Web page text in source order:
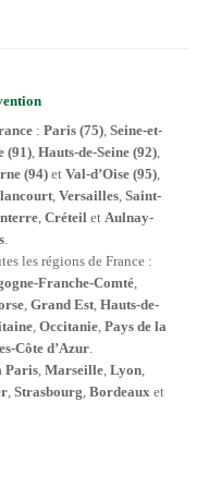
: Paris (75) Seine-et-
(91) Hauts-de-Seine (92)
(94)et Val-d’Oise (95),
Versailles Saint-
, Créteil et Aulnay-
les régions de France :
Franche-Comté
, Grand Est, Hauts-de-
Occitanie Pays de la
Côte d’Azur.
Paris, Marseille, Lyon,
, Strasbourg Bordeaux et